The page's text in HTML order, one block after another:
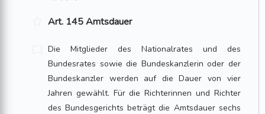
Art. 145 Amtsdauer
Die Mitglieder des Nationalrates und des
Bundesrates sowie die Bundeskanzlerin oder der
Bundeskanzler werden auf die Dauer von vier
Jahren gewählt. Für die Richterinnen und Richter
des Bundesgerichts beträgt die Amtsdauer sechs